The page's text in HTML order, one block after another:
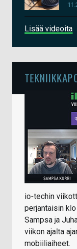
Lisää videoita
io-techin
perjantaisin
Sampsa ja
viikon ajalta
mobiiliaiheet.